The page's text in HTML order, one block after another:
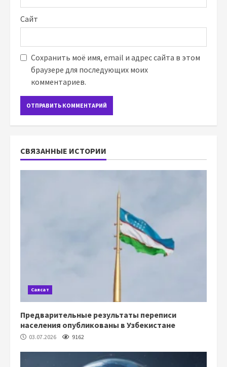
Сайт
Сохранить моё имя, email и адрес сайта в этом
браузере для последующих моих
комментариев.
СВЯЗАННЫЕ ИСТОРИИ
Саясат
Предварительные результаты переписи
населения опубликованы в Узбекистане
03.07.2026 9162